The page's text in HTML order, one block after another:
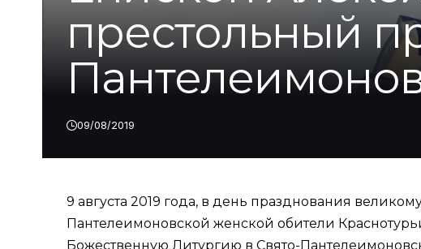
престольный
09/08/2019
9 августа 2019 года, в день празднования
Пантелеимоновской женской обители
Божественную Литургию в Свято-